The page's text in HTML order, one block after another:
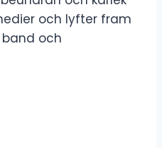
och lyfter fram
och